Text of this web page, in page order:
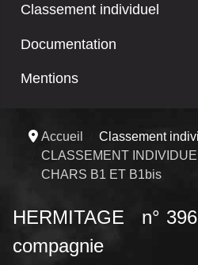
Classement individuel
Documentation
Mentions
Accueil Classement
CLASSEMENT
CHARS B1 ET B1bis
HERMITAGE n°
compagnie